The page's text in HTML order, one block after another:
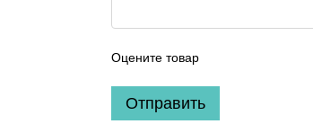
Оцените товар
Отправить